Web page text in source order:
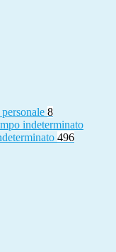
8
indeterminato
496